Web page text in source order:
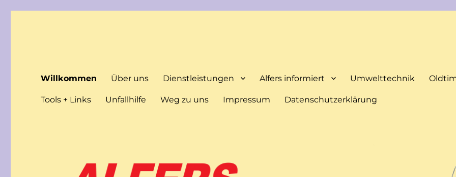
Willkommen Über uns Dienstleistungen Alfers informiert Umwelttechnik
Tools + Links Unfallhilfe Weg zu uns Impressum Datenschutzerklärung